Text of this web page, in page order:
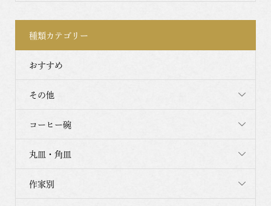
種類カテゴリー
おすすめ
その他
コーヒー碗
丸皿・角皿
作家別